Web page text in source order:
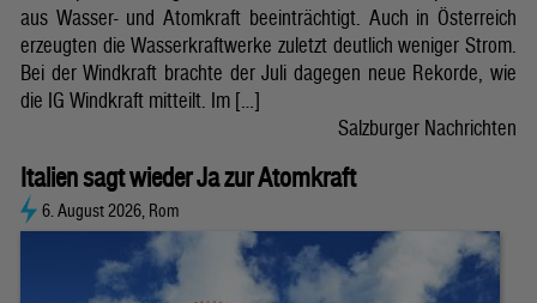
aus Wasser- und Atomkraft beeinträchtigt. Auch in Österreich
erzeugten die Wasserkraftwerke zuletzt deutlich weniger Strom.
Bei der Windkraft brachte der Juli dagegen neue Rekorde, wie
die IG Windkraft mitteilt. Im […]
Salzburger Nachrichten
Italien sagt wieder Ja zur Atomkraft
6. August 2026, Rom